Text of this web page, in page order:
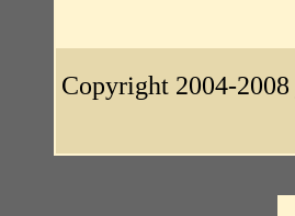
Copyright 2004-2008